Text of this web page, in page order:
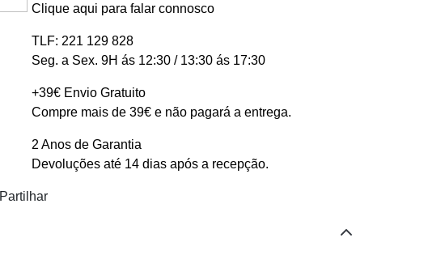
Clique aqui para falar connosco
TLF: 221 129 828
Seg. a Sex. 9H ás 12:30 / 13:30 ás 17:30
+39€ Envio Gratuito
Compre mais de 39€ e não pagará a entrega.
2 Anos de Garantia
Devoluções até 14 dias após a recepção.
Partilhar